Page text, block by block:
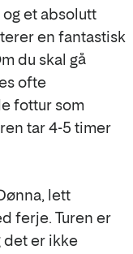
et absolutt
en fantastisk
du skal gå
ofte
fottur som
tar 4-5 timer
lett
ferje. Turen er
det er ikke